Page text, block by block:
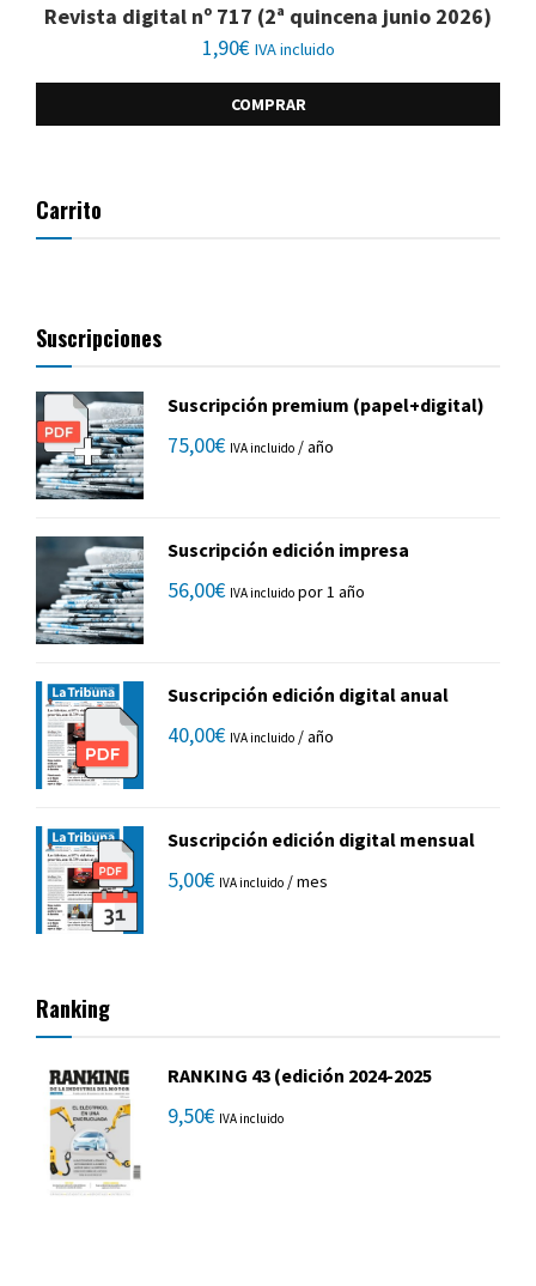
Revista digital nº 717 (2ª quincena junio 2026)
1,90€ IVA incluido
COMPRAR
Carrito
Suscripciones
Suscripción premium (papel+digital)
75,00€ IVA incluido / año
Suscripción edición impresa
56,00€ IVA incluido por 1 año
Suscripción edición digital anual
40,00€ IVA incluido / año
Suscripción edición digital mensual
5,00€ IVA incluido / mes
Ranking
RANKING 43 (edición 2024-2025
9,50€ IVA incluido